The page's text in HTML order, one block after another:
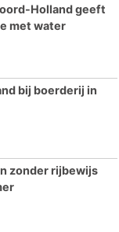
Holland geeft
met water
bij boerderij in
zonder rijbewijs